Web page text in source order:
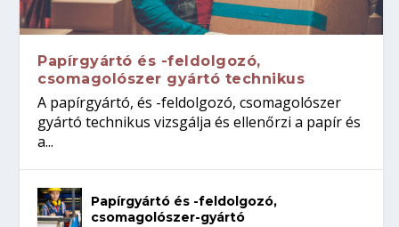
Papírgyártó és -feldolgozó,
csomagolószer gyártó technikus
A papírgyártó, és -feldolgozó, csomagolószer
gyártó technikus vizsgálja és ellenőrzi a papír és
a...
Papírgyártó és -feldolgozó,
csomagolószer-gyártó